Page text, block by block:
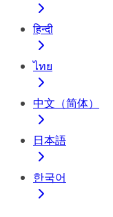
हिन्दी
ไทย
中文（简体）
日本語
한국어